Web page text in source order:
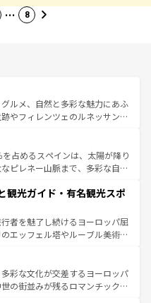
… 8
ルメ、自然と多彩な魅力にあふ
やフィレンツェのルネッサンス
田園風景やアマルフィ海岸の絶
ない。観光の合間には、本場の
イタリア料理を堪能することも
忘れられない旅をしてみよう！
は
占めるスペインは、太陽が降り
ピレネー山脈まで、多彩な自然
情熱的なフラメンコ、熱気あふ
タパスが生活の一部となってい
された雰囲気や、バルセロナの
地方では古代ローマ遺跡や中世
気候が異なるスペインはその個
性で訪れる人を魅了する。 なお、新着のスペイン情報は コ
しい。
観光ガイド・有名観光スポ
者を魅了し続けるヨーロッパ屈
エッフェル塔やルーブル美術館
いる。華麗な宮殿、歴史的な大
て豊かな自然が、訪れる者を心
ンスは美食の国としても知ら
彩な文化が交差するヨーロッパ
の街並みが残るロマンチック街